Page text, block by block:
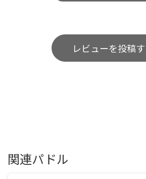
レビューを投稿
関連パドル